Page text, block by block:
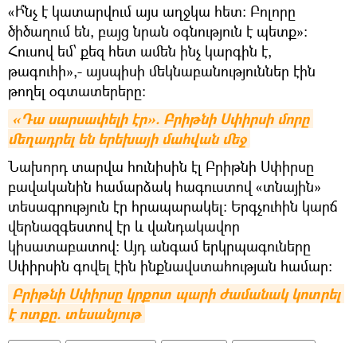
«Ի՞նչ է կատարվում այս աղջկա հետ։ Բոլորը
ծիծաղում են, բայց նրան օգնություն է պետք»։
Հուսով եմ՝ քեզ հետ ամեն ինչ կարգին է,
թագուհի»,- այսպիսի մեկնաբանություններ էին
թողել օգտատերերը։
«Դա սարսափելի էր». Բրիթնի Սփիրսի մորը
մեղադրել են երեխայի մահվան մեջ
Նախորդ տարվա հունիսին էլ Բրիթնի Սփիրսը
բավականին համարձակ հագուստով «տնային»
տեսագրություն էր հրապարակել։ Երգչուհին կարճ
վերնազգեստով էր և վանդակավոր
կիսատաբատով։ Այդ անգամ երկրպագուները
Սփիրսին գովել էին ինքնավստահության համար։
Բրիթնի Սփիրսը կրքոտ պարի ժամանակ կոտրել
է ոտքը. տեսանյութ